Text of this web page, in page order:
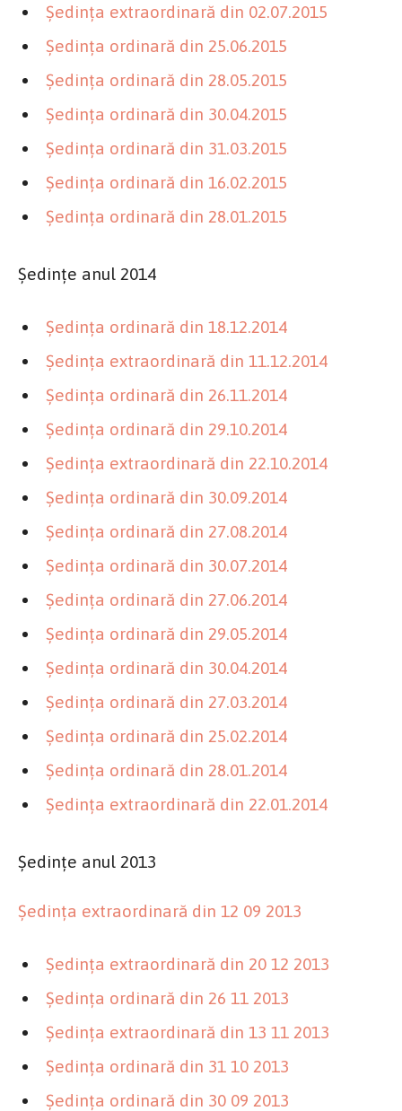
Şedinţa extraordinară din 02.07.2015
Şedinţa ordinară din 25.06.2015
Şedinţa ordinară din 28.05.2015
Şedinţa ordinară din 30.04.2015
Şedinţa ordinară din 31.03.2015
Şedinţa ordinară din 16.02.2015
Şedinţa ordinară din 28.01.2015
Şedinţe anul 2014
Şedinţa ordinară din 18.12.2014
Şedinţa extraordinară din 11.12.2014
Şedinţa ordinară din 26.11.2014
Şedinţa ordinară din 29.10.2014
Şedinţa extraordinară din 22.10.2014
Şedinţa ordinară din 30.09.2014
Şedinţa ordinară din 27.08.2014
Şedinţa ordinară din 30.07.2014
Şedinţa ordinară din 27.06.2014
Şedinţa ordinară din 29.05.2014
Şedinţa ordinară din 30.04.2014
Şedinţa ordinară din 27.03.2014
Şedinţa ordinară din 25.02.2014
Şedinţa ordinară din 28.01.2014
Şedinţa extraordinară din 22.01.2014
Şedinţe anul 2013
Şedinţa extraordinară din 12 09 2013
Şedinţa extraordinară din 20 12 2013
Şedinţa ordinară din 26 11 2013
Şedinţa extraordinară din 13 11 2013
Şedinţa ordinară din 31 10 2013
Şedinţa ordinară din 30 09 2013